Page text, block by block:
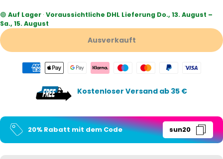
🟢 Auf Lager · Voraussichtliche DHL Lieferung Do., 13. August –
Sa., 15. August
Ausverkauft
Kostenloser Versand ab 35 €
20% Rabatt mit dem Code sun20